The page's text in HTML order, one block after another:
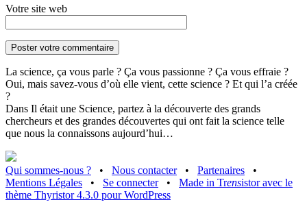
Votre site web
La science, ça vous parle ? Ça vous passionne ? Ça vous effraie ?
Oui, mais savez-vous d’où elle vient, cette science ? Et qui l’a créée
?
Dans Il était une Science, partez à la découverte des grands
chercheurs et des grandes découvertes qui ont fait la science telle
que nous la connaissons aujourd’hui…
Qui sommes-nous ? • Nous contacter • Partenaires
•
Mentions Légales
• Se connecter • Made in Trensistor avec le
thème Thyristor 4.3.0 pour WordPress